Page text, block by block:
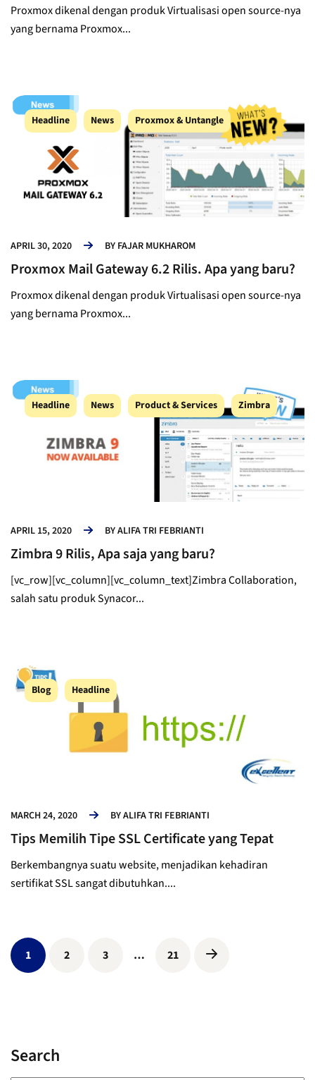
Proxmox dikenal dengan produk Virtualisasi open source-nya
yang bernama Proxmox...
Headline News Proxmox & Untangle
APRIL 30, 2020 BY FAJAR MUKHAROM
Proxmox Mail Gateway 6.2 Rilis. Apa yang baru?
Proxmox dikenal dengan produk Virtualisasi open source-nya
yang bernama Proxmox...
Headline News Product & Services Zimbra
APRIL 15, 2020 BYALIFA TRI FEBRIANTI
Zimbra 9 Rilis, Apa saja yang baru?
[vc_row][vc_column][vc_column_text]Zimbra Collaboration,
salah satu produk Synacor...
Blog Headline
MARCH 24, 2020 BYALIFA TRI FEBRIANTI
Tips Memilih Tipe SSL Certificate yang Tepat
Berkembangnya suatu website, menjadikan kehadiran
sertifikat SSL sangat dibutuhkan....
1 2 3 … 21
Search